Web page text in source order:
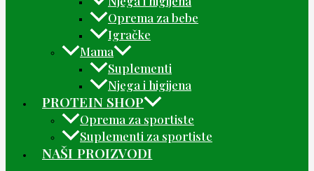
Oprema za bebe
Igračke
Mama
Suplementi
Njega i higijena
PROTEIN SHOP
Oprema za sportiste
Suplementi za sportiste
NAŠI PROIZVODI